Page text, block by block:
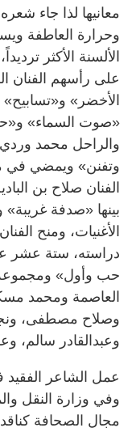
معانيها لذا جاء
وحرارة العاطفة
الألسنة الأكثر
على رأسهم الفنان
الأخضر»
«صوت السماء»
والراحل محمد
وتفنن» ويمضي في
الفنان صلاح بن
بينها «صدفة
الأغنيات، ومنح
دراسته، ستة عشر
حب وأول» ومجموعة
العاصمة ومحمد
وصلاح مصطفى،
وعبدالقادر سالم،
عمل الشاعر الفقيد
وفي وزارة النقل
مجال الصحافة